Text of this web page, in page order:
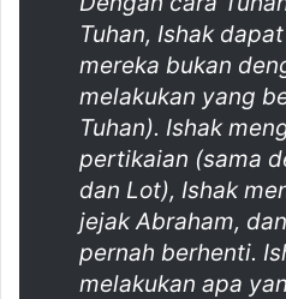
Tuhan, Ishak
mereka bukan
melakukan yang
Tuhan). Ishak
pertikaian (sama
dan Lot), Ishak
jejak Abraham,
pernah berhenti.
melakukan apa